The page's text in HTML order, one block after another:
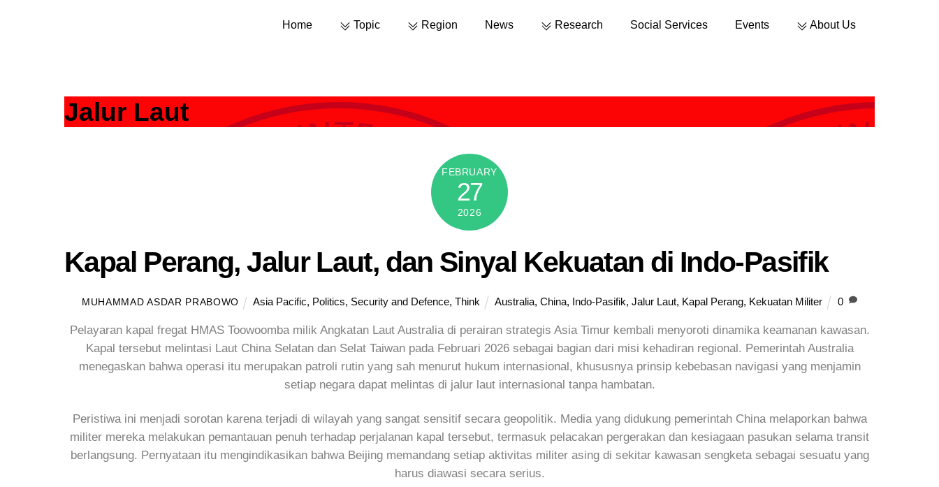
Home Topic Region News Research Social Services Events About Us
Jalur Laut
FEBRUARY
27
2026
Kapal Perang, Jalur Laut, dan Sinyal Kekuatan di Indo-Pasifik
MUHAMMAD ASDAR PRABOWO Asia Pacific, Politics, Security and Defence, Think Australia, China, Indo-Pasifik, Jalur Laut, Kapal Perang, Kekuatan Militer 0
Pelayaran kapal fregat HMAS Toowoomba milik Angkatan Laut Australia di perairan strategis Asia Timur kembali menyoroti dinamika keamanan kawasan.
Kapal tersebut melintasi Laut China Selatan dan Selat Taiwan pada Februari 2026 sebagai bagian dari misi kehadiran regional. Pemerintah Australia
menegaskan bahwa operasi itu merupakan patroli rutin yang sah menurut hukum internasional, khususnya prinsip kebebasan navigasi yang menjamin
setiap negara dapat melintas di jalur laut internasional tanpa hambatan.
Peristiwa ini menjadi sorotan karena terjadi di wilayah yang sangat sensitif secara geopolitik. Media yang didukung pemerintah China melaporkan bahwa
militer mereka melakukan pemantauan penuh terhadap perjalanan kapal tersebut, termasuk pelacakan pergerakan dan kesiagaan pasukan selama transit
berlangsung. Pernyataan itu mengindikasikan bahwa Beijing memandang setiap aktivitas militer asing di sekitar kawasan sengketa sebagai sesuatu yang
harus diawasi secara serius.